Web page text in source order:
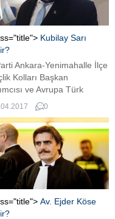
Kubilay Sarı
Ankara-Yenimahalle İlçe
Kolları Başkan
ve Avrupa Türk
yazarı Kubilay Sarı
0
Av. Ejder Köse